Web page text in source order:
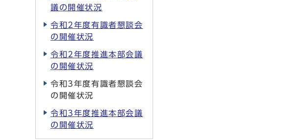
議の開催状況
令和2年度有識者懇談会
の開催状況
令和2年度推進本部会議
の開催状況
令和3年度有識者懇談会
の開催状況
令和3年度推進本部会議
の開催状況